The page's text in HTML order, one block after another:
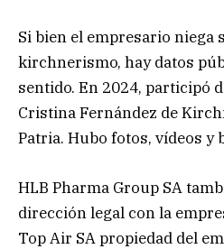
Si bien el empresario niega
kirchnerismo, hay datos
sentido. En 2024, participó
Cristina Fernández de
Patria. Hubo fotos, vídeos y
HLB Pharma Group SA
dirección legal con la
Top Air SA propiedad del